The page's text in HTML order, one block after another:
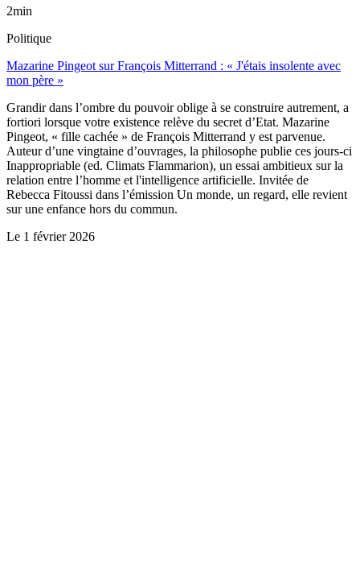
2min
Politique
Mazarine Pingeot sur François Mitterrand : « J'étais insolente avec
mon père »
Grandir dans l’ombre du pouvoir oblige à se construire autrement, a
fortiori lorsque votre existence relève du secret d’Etat. Mazarine
Pingeot, « fille cachée » de François Mitterrand y est parvenue.
Auteur d’une vingtaine d’ouvrages, la philosophe publie ces jours-ci
Inappropriable (ed. Climats Flammarion), un essai ambitieux sur la
relation entre l’homme et l'intelligence artificielle. Invitée de
Rebecca Fitoussi dans l’émission Un monde, un regard, elle revient
sur une enfance hors du commun.
Le 1 février 2026